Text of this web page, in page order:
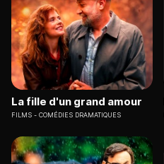
La fille d'un grand amour
FILMS COMÉDIES DRAMATIQUES